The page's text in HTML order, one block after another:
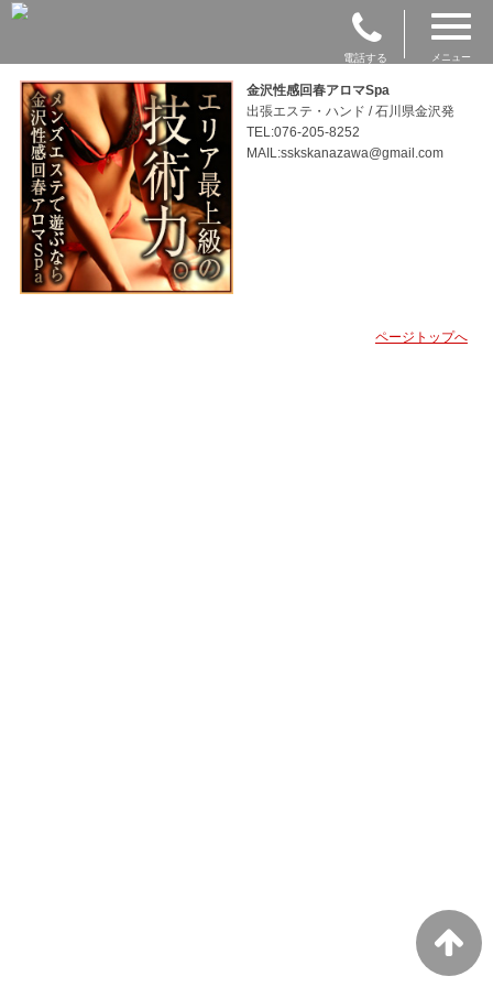
電話する メニュー
金沢性感回春アロマSpa
出張エステ・ハンド / 石川県金沢発
TEL:076-205-8252
MAIL:sskskanazawa@gmail.com
ページトップへ